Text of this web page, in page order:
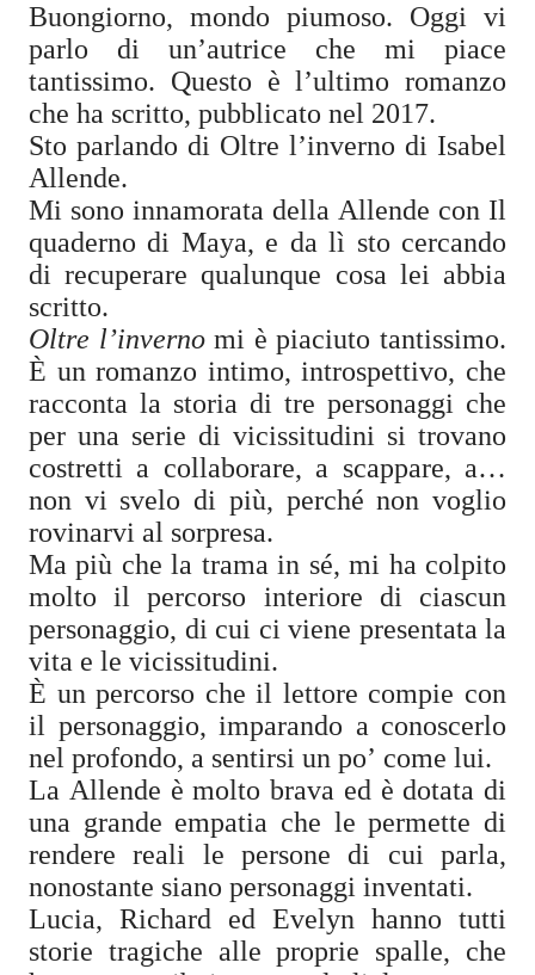
Buongiorno, mondo piumoso. Oggi vi
parlo di un’autrice che mi piace
tantissimo. Questo è l’ultimo romanzo
che ha scritto, pubblicato nel 2017.
Sto parlando di Oltre l’inverno di Isabel
Allende.
Mi sono innamorata della Allende con Il
quaderno di Maya, e da lì sto cercando
di recuperare qualunque cosa lei abbia
scritto.
Oltre l’invernomi è piaciuto tantissimo.
È un romanzo intimo, introspettivo, che
racconta la storia di tre personaggi che
per una serie di vicissitudini si trovano
costretti a collaborare, a scappare, a…
non vi svelo di più, perché non voglio
rovinarvi al sorpresa.
Ma più che la trama in sé, mi ha colpito
molto il percorso interiore di ciascun
personaggio, di cui ci viene presentata la
vita e le vicissitudini.
È un percorso che il lettore compie con
il personaggio, imparando a conoscerlo
nel profondo, a sentirsi un po’ come lui.
La Allende è molto brava ed è dotata di
una grande empatia che le permette di
rendere reali le persone di cui parla,
nonostante siano personaggi inventati.
Lucia, Richard ed Evelyn hanno tutti
storie tragiche alle proprie spalle, che